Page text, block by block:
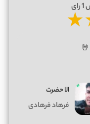
1رای
★
الا حضرت
فرهاد فرهادی